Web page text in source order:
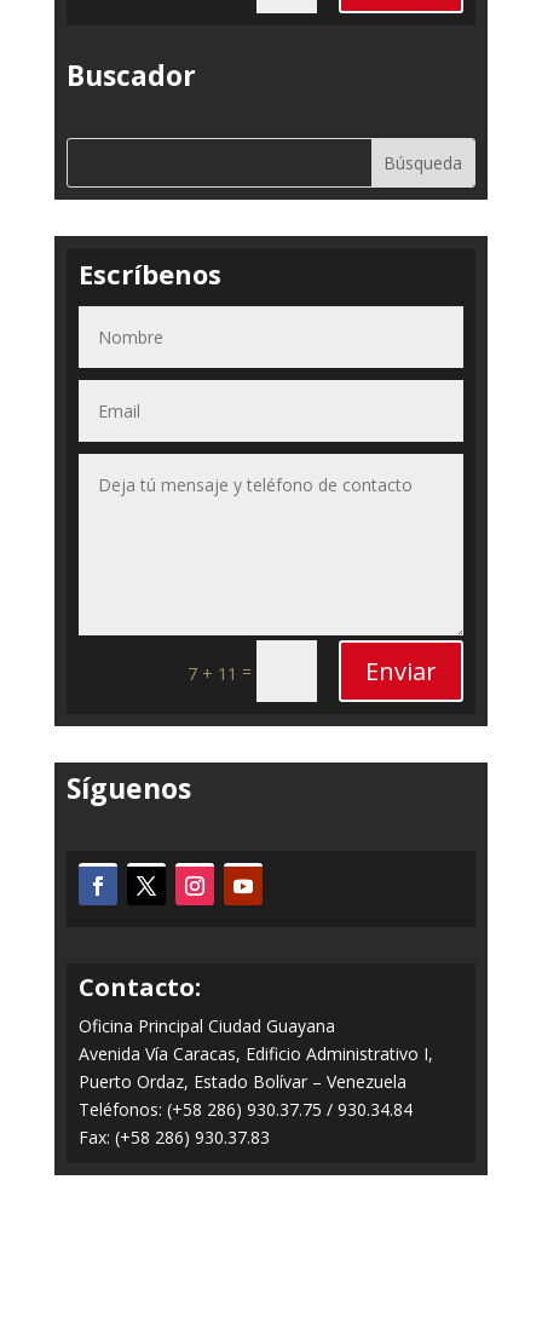
Buscador
Escríbenos
7 + 11 = Enviar
Síguenos
Contacto:
Oficina Principal Ciudad Guayana
Avenida Vía Caracas, Edificio Administrativo I,
Puerto Ordaz, Estado Bolívar – Venezuela
Teléfonos: (+58 286) 930.37.75 / 930.34.84
Fax: (+58 286) 930.37.83